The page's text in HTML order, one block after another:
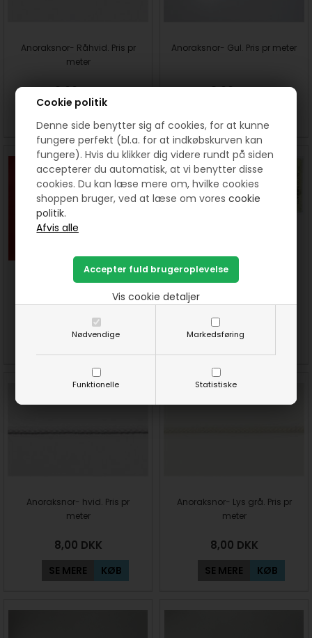
Cookie politik
Denne side benytter sig af cookies, for at kunne
fungere perfekt (bl.a. for at indkøbskurven kan
fungere). Hvis du klikker dig videre rundt på siden
accepterer du automatisk, at vi benytter disse
cookies. Du kan læse mere om, hvilke cookies
shoppen bruger, ved at læse om vorescookie
politik.
Nødvendige Markedsføring
Funktionelle Statistiske
Vis cookie detaljer
Anoraksnor- Råhvid. Pris pr
meter
8,00DKK
Anoraksnor- Gul. Pris pr meter
8,00DKK
Frugtpose - sykit med frugt
DKK
KØB
Træknåle 2 stk fra Clover
40,00
SE MERE
Anoraksnor- hvid. Pris pr
meter
8,00 DKK
SE MERE KØB
Anoraksnor- Lys grå. Pris pr
meter
8,00 DKK
SE MERE KØB